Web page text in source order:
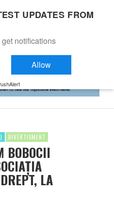
DIVERTISMENT
BOBOCII
LA
UPDATES FROM
notifications
Allow